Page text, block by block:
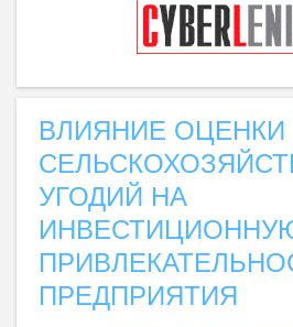
ВЛИЯНИЕ ОЦЕНКИ
УГОДИЙ НА
ПРЕДПРИЯТИЯ